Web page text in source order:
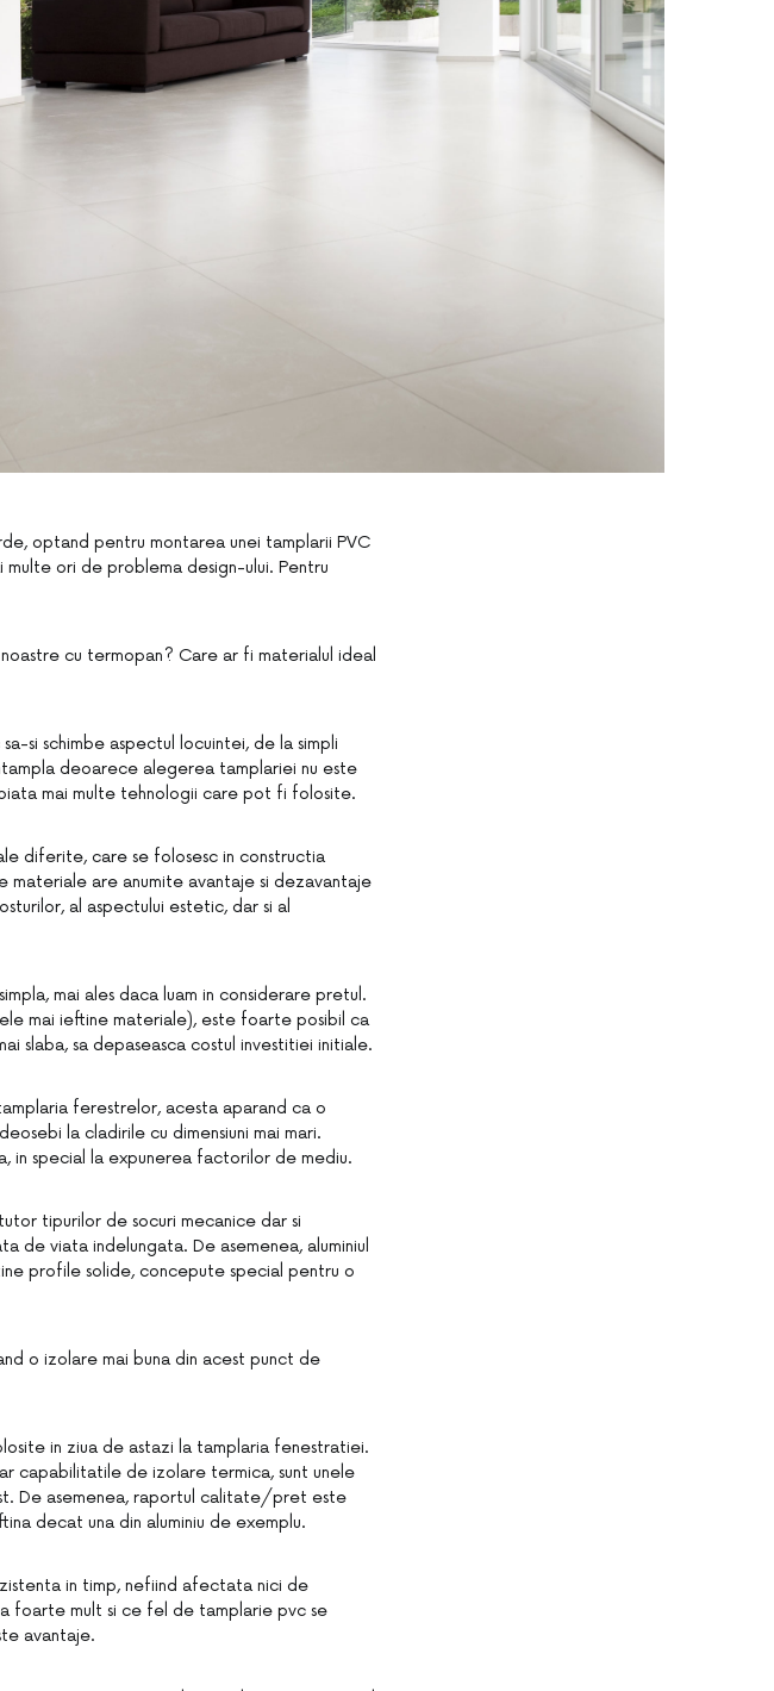
optand pentru montarea unei tamplarii PVC
ori de problema design-ului. Pentru
cu termopan? Care ar fi materialul ideal
si schimbe aspectul locuintei, de la simpli
deoarece alegerea tamplariei nu este
mai multe tehnologii care pot fi folosite.
diferite, care se folosesc in constructia
materiale are anumite avantaje si dezavantaje
al aspectului estetic, dar si al
mai ales daca luam in considerare pretul.
mai ieftine materiale), este foarte posibil ca
slaba, sa depaseasca costul investitiei initiale.
ferestrelor, acesta aparand ca o
la cladirile cu dimensiuni mai mari.
in special la expunerea factorilor de mediu.
tipurilor de socuri mecanice dar si
de viata indelungata. De asemenea, aluminiul
profile solide, concepute special pentru o
o izolare mai buna din acest punct de
in ziua de astazi la tamplaria fenestratiei.
capabilitatile de izolare termica, sunt unele
De asemenea, raportul calitate/pret este
decat una din aluminiu de exemplu.
in timp, nefiind afectata nici de
foarte mult si ce fel de tamplarie pvc se
avantaje.